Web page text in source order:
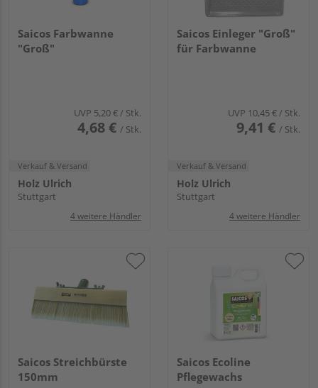
Saicos Farbwanne
"Groß"
UVP 5,20 €/ Stk.
4,68 € / Stk.
Verkauf & Versand
Holz Ulrich
Stuttgart
4 weitere Händler
Saicos Einleger "Groß"
für Farbwanne
UVP 10,45 €/ Stk.
9,41 € / Stk.
Verkauf & Versand
Holz Ulrich
Stuttgart
4 weitere Händler
Saicos Streichbürste
150mm
Saicos Ecoline
Pflegewachs